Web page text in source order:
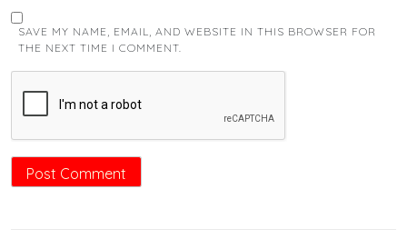
SAVE MY NAME, EMAIL, AND WEBSITE IN THIS BROWSER FOR
THE NEXT TIME I COMMENT.